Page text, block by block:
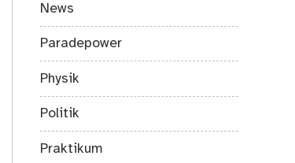
News
Paradepower
Physik
Politik
Praktikum